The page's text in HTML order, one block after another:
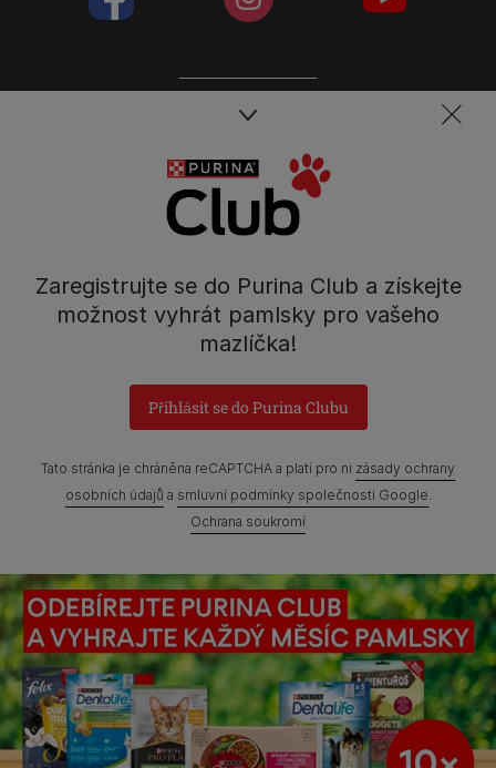
Zaregistrujte se do Purina Club a získejte
možnost vyhrát pamlsky pro vašeho
mazlíčka!
Přihlásit se do Purina Clubu
Tato stránka je chráněna reCAPTCHA a platí pro ni zásady ochrany
osobních údajů a smluvní podmínky společnosti Google.
Ochrana soukromí
Spojte se s týmem péče o domácí mazlíčky
Tel.: 800 135 135
Mezi Vodami 2035/31,
Praha 4 - Modřany
facebookColoredinstagramColored
Prohlášení o přístupnosti Všeobecné podmínky
Marketingové podmínky Ochrana soukromí Soubory Cookies
Zpráva Nestlé o genderových mzdových rozdílech
Mapa webových stránek